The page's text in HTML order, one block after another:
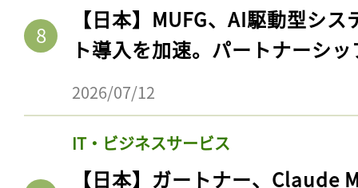
【日本】MUFG、AI駆動型シ
ト導入を加速。パートナーシ
2026/07/12
IT・ビジネスサービス
【日本】ガートナー、Claude